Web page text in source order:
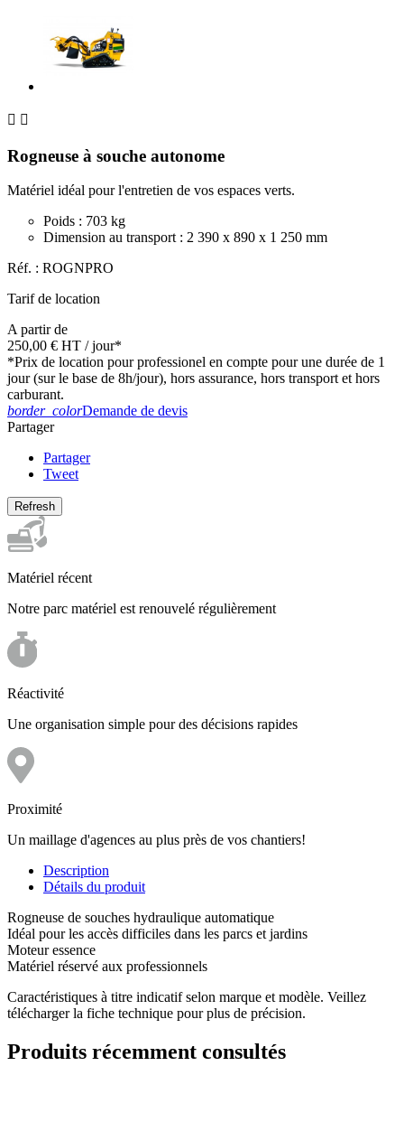
 
Rogneuse à souche autonome
Matériel idéal pour l'entretien de vos espaces verts.
Poids : 703 kg
Dimension au transport : 2 390 x 890 x 1 250 mm
Réf. : ROGNPRO
Tarif de location
A partir de
250,00 € HT / jour*
*Prix de location pour professionel en compte pour une durée de 1
jour (sur le base de 8h/jour), hors assurance, hors transport et hors
carburant.
border_colorDemande de devis
Partager
Partager
Tweet
Matériel récent
Notre parc matériel est renouvelé régulièrement
Réactivité
Une organisation simple pour des décisions rapides
Proximité
Un maillage d'agences au plus près de vos chantiers!
Description
Détails du produit
Rogneuse de souches hydraulique automatique
Idéal pour les accès difficiles dans les parcs et jardins
Moteur essence
Matériel réservé aux professionnels
Caractéristiques à titre indicatif selon marque et modèle. Veillez
télécharger la fiche technique pour plus de précision.
Produits récemment consultés